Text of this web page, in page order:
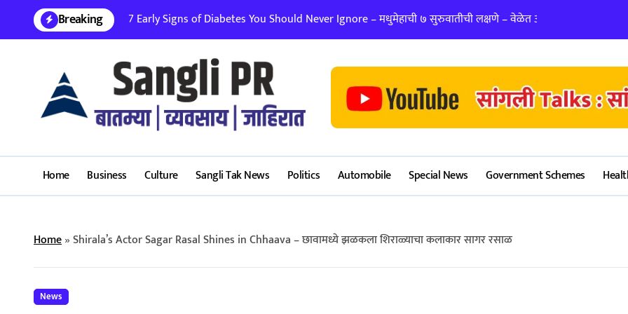
content
Breaking 7 Early Signs of Diabetes You Should Never Ignore – मधुमेहाची ७ सुरुवातीची लक्षणे – वेळेत ओळखा, आरोग्य जपा
लग्न ठरवताना
Home Business Culture Sangli Tak News Politics Automobile Special News Government Schemes
Home»Shirala’s Actor Sagar Rasal Shines in Chhaava – छावामध्ये झळकला शिराळ्याचा कलाकार सागर रसाळ
News